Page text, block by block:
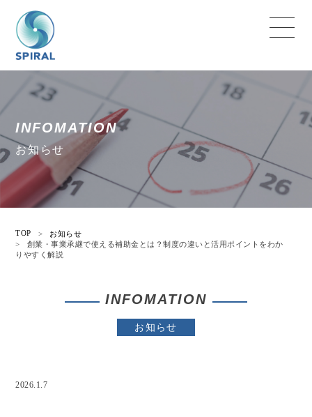
INFOMATION
お知らせ
TOP >
お知らせ
>
創業・事業承継で使える補助金とは？制度の違いと活用ポイントをわか
りやすく解説
INFOMATION
お知らせ
2026.1.7